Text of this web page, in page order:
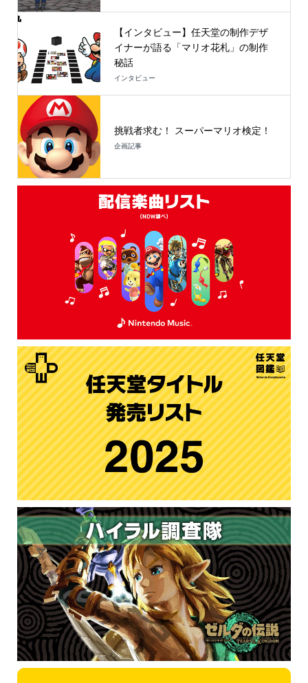
【インタビュー】任天堂の制作デザ
イナーが語る「マリオ花札」の制作
秘話
インタビュー
挑戦者求む！ スーパーマリオ検定！
企画記事